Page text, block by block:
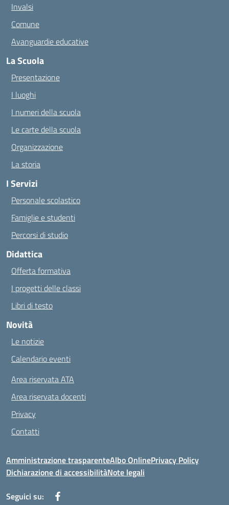
Invalsi
Comune
Avanguardie educative
La Scuola
Presentazione
I luoghi
I numeri della scuola
Le carte della scuola
Organizzazione
La storia
I Servizi
Personale scolastico
Famiglie e studenti
Percorsi di studio
Didattica
Offerta formativa
I progetti delle classi
Libri di testo
Novità
Le notizie
Calendario eventi
Area riservata ATA
Area riservata docenti
Privacy
Contatti
Amministrazione trasparenteAlbo OnlinePrivacy Policy
Dichiarazione di accessibilitàNote legali
Seguici su: